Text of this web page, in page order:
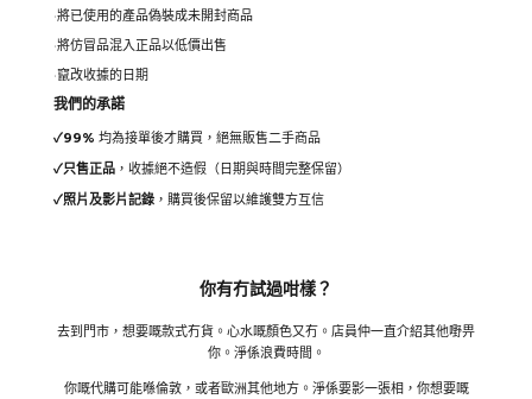
將已使用的產品偽裝成未開封商品
將仿冒品混入正品以低價出售
竄改收據的日期
我們的承諾
✓99% 均為接單後才購買，絕無販售二手商品
✓只售正品，收據絕不造假（日期與時間完整保留）
✓照片及影片記錄，購買後保留以維護雙方互信
你有冇試過咁樣？
去到門市，想要嘅款式冇貨。心水嘅顏色又冇。店員仲一直介紹其他嘢畀
你。淨係浪費時間。
你嘅代購可能喺倫敦，或者歐洲其他地方。淨係要影一張相，你想要嘅